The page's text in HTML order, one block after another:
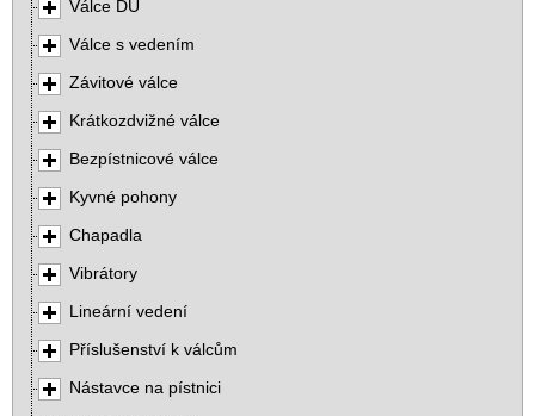
Válce DU
Válce s vedením
Závitové válce
Krátkozdvižné válce
Bezpístnicové válce
Kyvné pohony
Chapadla
Vibrátory
Lineární vedení
Příslušenství k válcům
Nástavce na pístnici